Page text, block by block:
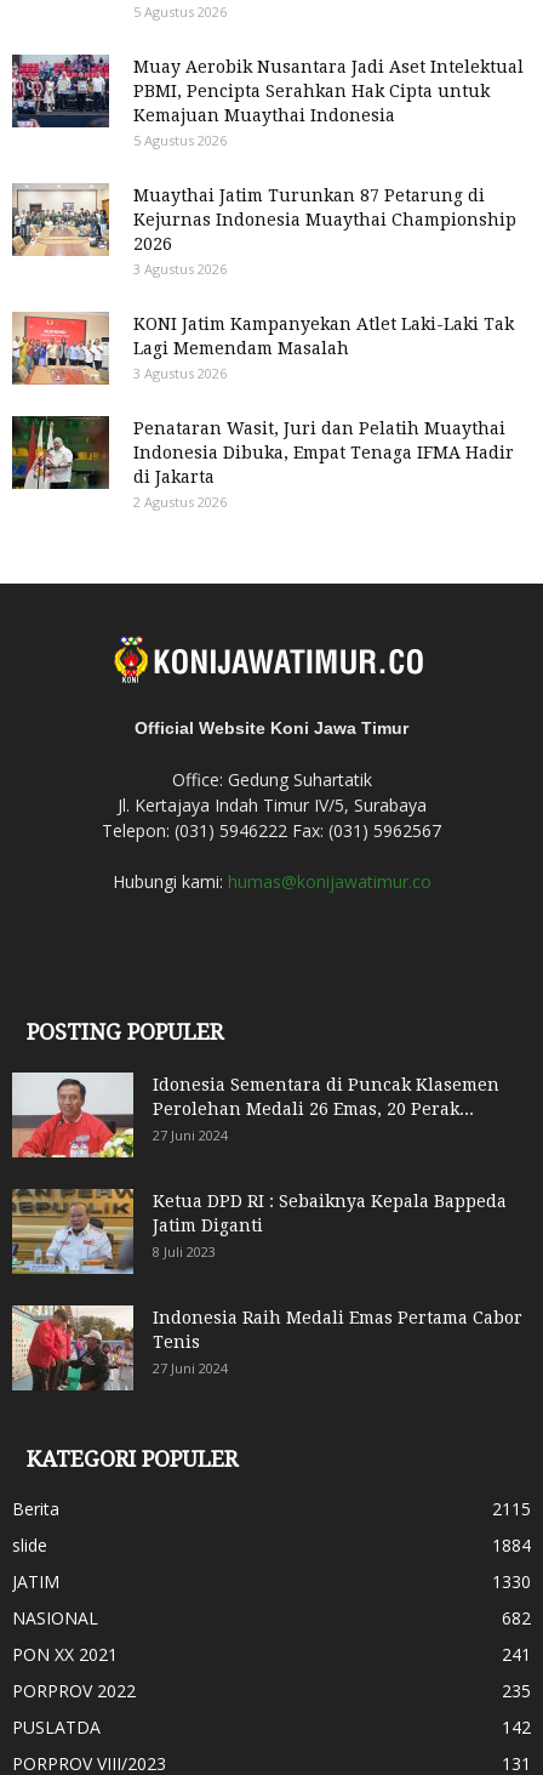
5 Agustus 2026
Muay Aerobik Nusantara Jadi Aset Intelektual
PBMI, Pencipta Serahkan Hak Cipta untuk
Kemajuan Muaythai Indonesia
5 Agustus 2026
Muaythai Jatim Turunkan 87 Petarung di
Kejurnas Indonesia Muaythai Championship
2026
3 Agustus 2026
KONI Jatim Kampanyekan Atlet Laki-Laki Tak
Lagi Memendam Masalah
3 Agustus 2026
Penataran Wasit, Juri dan Pelatih Muaythai
Indonesia Dibuka, Empat Tenaga IFMA Hadir
di Jakarta
2 Agustus 2026
Official Website Koni Jawa Timur
Office: Gedung Suhartatik
Jl. Kertajaya Indah Timur IV/5, Surabaya
Telepon: (031) 5946222 Fax: (031) 5962567
Hubungi kami: humas@konijawatimur.co
POSTING POPULER
Idonesia Sementara di Puncak Klasemen
Perolehan Medali 26 Emas, 20 Perak...
27 Juni 2024
Ketua DPD RI : Sebaiknya Kepala Bappeda
Jatim Diganti
8 Juli 2023
Indonesia Raih Medali Emas Pertama Cabor
Tenis
27 Juni 2024
KATEGORI POPULER
Berita
2115
slide
1884
JATIM
1330
NASIONAL
682
PON XX 2021
241
PORPROV 2022
235
PUSLATDA
142
PORPROV VIII/2023
131